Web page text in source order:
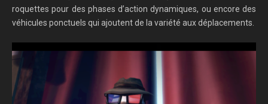
roquettes pour des phases d’action dynamiques, ou encore des
véhicules ponctuels qui ajoutent de la variété aux déplacements.